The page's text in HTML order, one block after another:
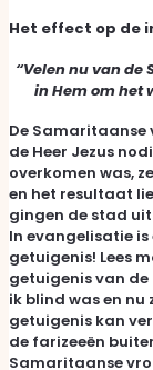
Het effect op de
“Velen nu van
in Hem om het
De Samaritaanse
de Heer Jezus
overkomen was,
en het resultaat
gingen de stad uit
In evangelisatie
getuigenis! Lees
getuigenis van de
ik blind was en nu
getuigenis kan
de farizeeën
Samaritaanse